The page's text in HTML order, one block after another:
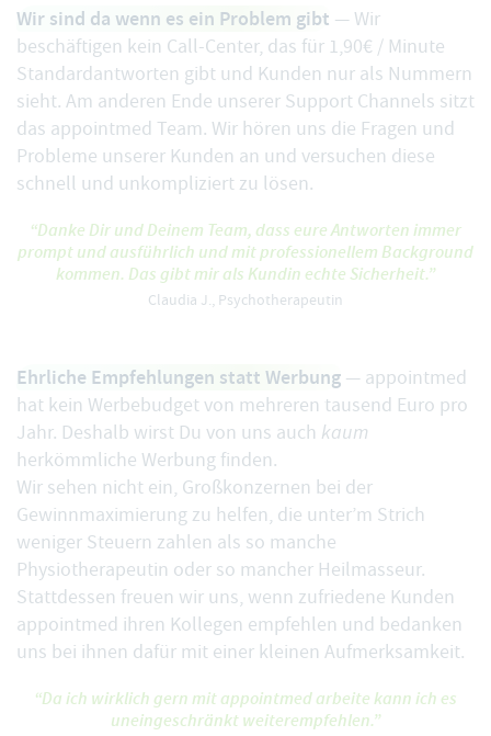
Wir sind da wenn es ein Problem gibt — Wir
beschäftigen kein Call-Center, das für 1,90€ / Minute
Standardantworten gibt und Kunden nur als Nummern
sieht. Am anderen Ende unserer Support Channels sitzt
das appointmed Team. Wir hören uns die Fragen und
Probleme unserer Kunden an und versuchen diese
schnell und unkompliziert zu lösen.
“Danke Dir und Deinem Team, dass eure Antworten immer
prompt und ausführlich und mit professionellem Background
kommen. Das gibt mir als Kundin echte Sicherheit.”
Claudia J., Psychotherapeutin
Ehrliche Empfehlungen statt Werbung — appointmed
hat kein Werbebudget von mehreren tausend Euro pro
Jahr. Deshalb wirst Du von uns auch kaum
herkömmliche Werbung finden.
Wir sehen nicht ein, Großkonzernen bei der
Gewinnmaximierung zu helfen, die unter’m Strich
weniger Steuern zahlen als so manche
Physiotherapeutin oder so mancher Heilmasseur.
Stattdessen freuen wir uns, wenn zufriedene Kunden
appointmed ihren Kollegen empfehlen und bedanken
uns bei ihnen dafür mit einer kleinen Aufmerksamkeit.
“Da ich wirklich gern mit appointmed arbeite kann ich es
uneingeschränkt weiterempfehlen.”